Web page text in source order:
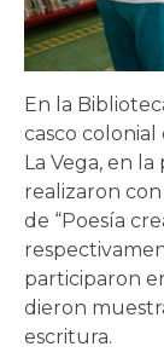
En la
casco
La Vega, en
realizaron
de “Poesía
participaron
dieron
escritura.